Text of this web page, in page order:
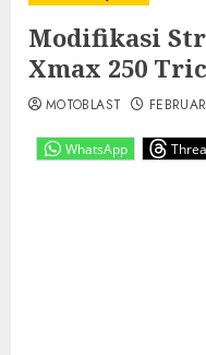
Modifikasi
Xmax 250
WhatsApp
MOTOBLAST